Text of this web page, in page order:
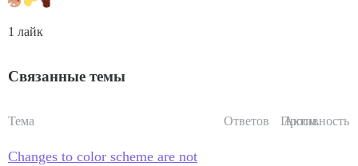
1 лайк
Связанные темы
Тема Ответов Просм.
Активность
Changes to color scheme are not